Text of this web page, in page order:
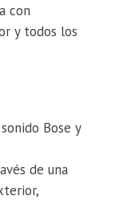
con
y todos los
Bose y
de una